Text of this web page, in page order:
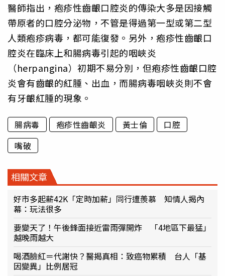
醫師指出，疱疹性齒齦口腔炎的傳染大多是因接觸
帶原者的口腔分泌物，不管是得過第一型或第二型
人類疱疹病毒，都可能復發。另外，疱疹性齒齦口
腔炎在臨床上和腸病毒引起的咽峽炎
（herpangina）初期不易分別，但疱疹性齒齦口腔
炎會有齒齦的紅腫、出血，而腸病毒咽峽炎則不會
有牙齦紅腫的現象。
腸病毒 疱疹性齒齦炎 黃士倫
口腔
嘴破
相關文章
好市多起薪42K「定時加薪」同行遭羨慕 知情人揭內
幕：玩法很多
要變天了！午後鋒面接近雷雨彈開炸 「4地區下最猛」
越晚雨越大
喝酒臉紅＝代謝快？醫揭真相：致癌物累積 台人「基
因變異」比例居冠